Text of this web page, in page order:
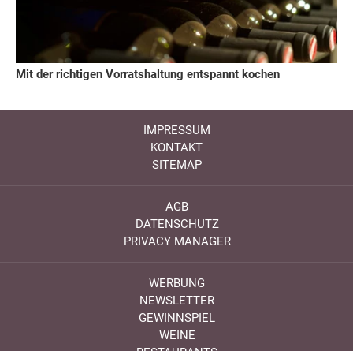
Mit der richtigen Vorratshaltung entspannt kochen
IMPRESSUM
KONTAKT
SITEMAP
AGB
DATENSCHUTZ
PRIVACY MANAGER
WERBUNG
NEWSLETTER
GEWINNSPIEL
WEINE